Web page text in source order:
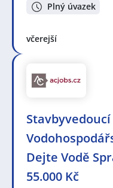
Plný úvazek
včerejší
Stavbyvedoucí
Dejte Vodě
55.000 Kč